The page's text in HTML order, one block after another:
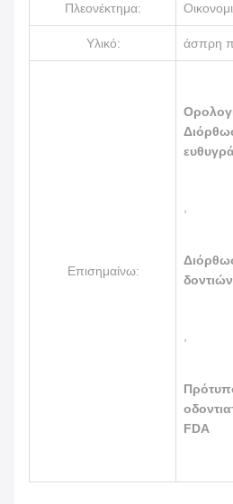
Πλεονέκτημα:
Υλικό: άσπρη
Επισημαίνω:
FDA